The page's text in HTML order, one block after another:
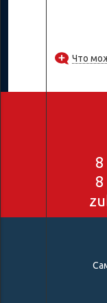
Что